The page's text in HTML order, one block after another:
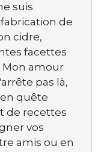
suis
de
cidre,
facettes
Mon amour
pas là,
quête
de recettes
vos
amis ou en